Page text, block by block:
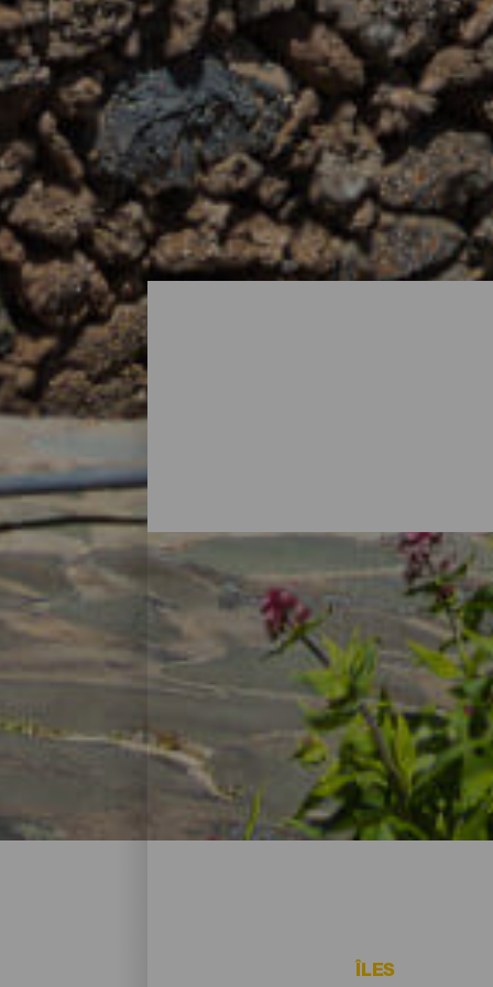
Les hôtels, maisons
Après avoir passé la journée à explorer
d’hébergement à El Hierro s’adapte
hôtels parfaits pour vivre d’amour et de
dans des paysages spectaculaires, il y
ÎLES